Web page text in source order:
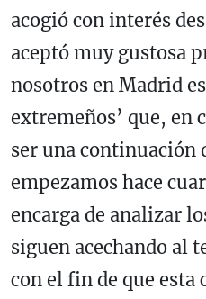
acogió con interés des
aceptó muy gustosa
nosotros en Madrid
extremeños’ que, en
ser una continuación
empezamos hace
encarga de analizar
siguen acechando al
con el fin de que esta